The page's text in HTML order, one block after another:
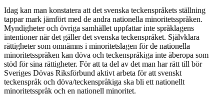
Idag kan man konstatera att det svenska teckenspråkets ställning
tappar mark jämfört med de andra nationella minoritetsspråken.
Myndigheter och övriga samhället uppfattar inte språklagens
intentioner när det gäller det svenska teckenspråket. Självklara
rättigheter som omnämns i minoritetslagen för de nationella
minoritetsspråken kan döva och teckenspråkiga inte åberopa som
stöd för sina rättigheter. För att ta del av det man har rätt till bör
Sveriges Dövas Riksförbund aktivt arbeta för att svenskt
teckenspråk och döva/teckenspråkiga ska bli ett nationellt
minoritetsspråk och en nationell minoritet.